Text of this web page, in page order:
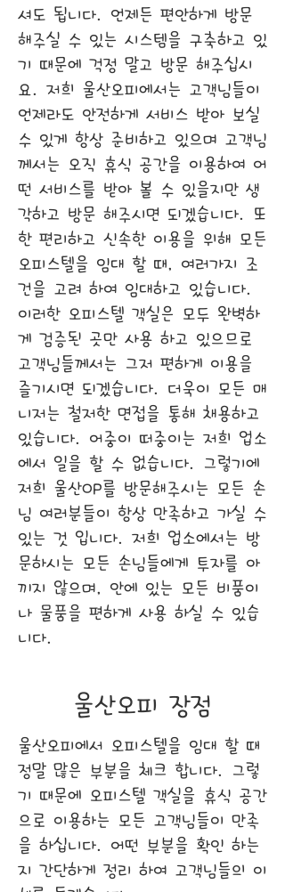
셔도 됩니다. 언제든 편안하게 방문
해주실 수 있는 시스템을 구축하고 있
기 때문에 걱정 말고 방문 해주십시
요. 저희 울산오피에서는 고객님들이
언제라도 안전하게 서비스 받아 보실
수 있게 항상 준비하고 있으며 고객님
께서는 오직 휴식 공간을 이용하여 어
떤 서비스를 받아 볼 수 있을지만 생
각하고 방문 해주시면 되겠습니다. 또
한 편리하고 신속한 이용을 위해 모든
오피스텔을 임대 할 때, 여러가지 조
건을 고려 하여 임대하고 있습니다.
이러한 오피스텔 객실은 모두 완벽하
게 검증된 곳만 사용 하고 있으므로
고객님들께서는 그저 편하게 이용을
즐기시면 되겠습니다. 더욱이 모든 매
니저는 철저한 면접을 통해 채용하고
있습니다. 어중이 떠중이는 저희 업소
에서 일을 할 수 없습니다. 그렇기에
저희 울산OP를 방문해주시는 모든 손
님 여러분들이 항상 만족하고 가실 수
있는 것 입니다. 저희 업소에서는 방
문하시는 모든 손님들에게 투자를 아
끼지 않으며, 안에 있는 모든 비품이
나 물품을 편하게 사용 하실 수 있습
니다.
울산오피 장점
울산오피에서 오피스텔을 임대 할 때
정말 많은 부분을 체크 합니다. 그렇
기 때문에 오피스텔 객실을 휴식 공간
으로 이용하는 모든 고객님들이 만족
을 하십니다. 어떤 부분을 확인 하는
지 간단하게 정리 하여 고객님들의 이